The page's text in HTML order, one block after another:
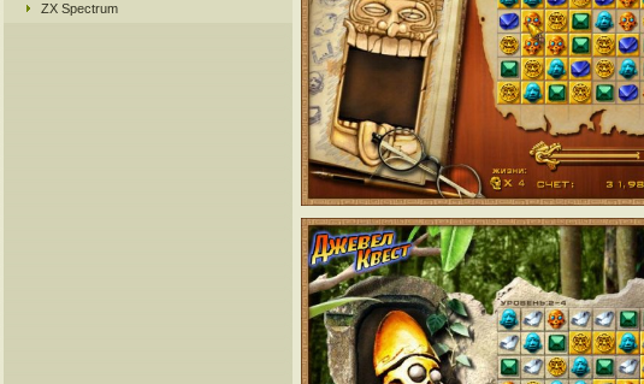
ZX Spectrum